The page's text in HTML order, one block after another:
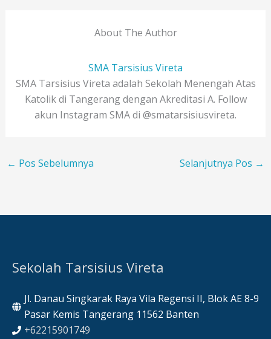
About The Author
SMA Tarsisius Vireta
SMA Tarsisius Vireta adalah Sekolah Menengah Atas
Katolik di Tangerang dengan Akreditasi A. Follow
akun Instagram SMA di @smatarsisiusvireta.
← Pos Sebelumnya Selanjutnya Pos →
Sekolah Tarsisius Vireta
Jl. Danau Singkarak Raya Vila Regensi II, Blok AE 8-9
Pasar Kemis Tangerang 11562 Banten
+62215901749